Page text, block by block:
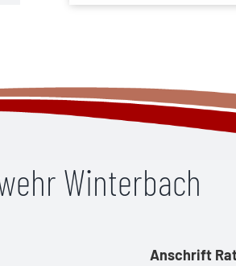
Winterbach
Anschrift